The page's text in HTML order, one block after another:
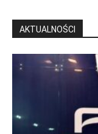
AKTUALNOŚCI